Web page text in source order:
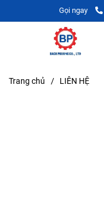
Gọi ngay
Trang chủ / LIÊN HỆ